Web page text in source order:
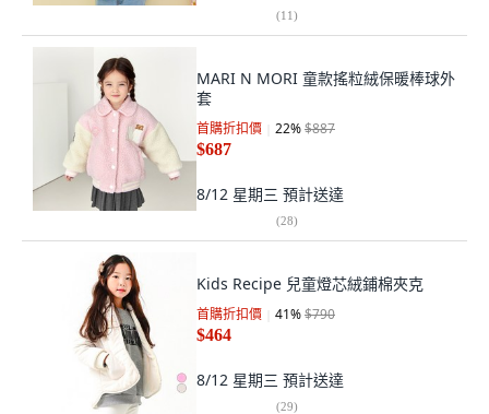
(11)
MARI N MORI 童款搖粒絨保暖棒球外
套
首購折扣價 22%$887
$687
8/12 星期三 預計送達
(28)
Kids Recipe 兒童燈芯絨鋪棉夾克
首購折扣價 41%$790
$464
8/12 星期三 預計送達
(29)